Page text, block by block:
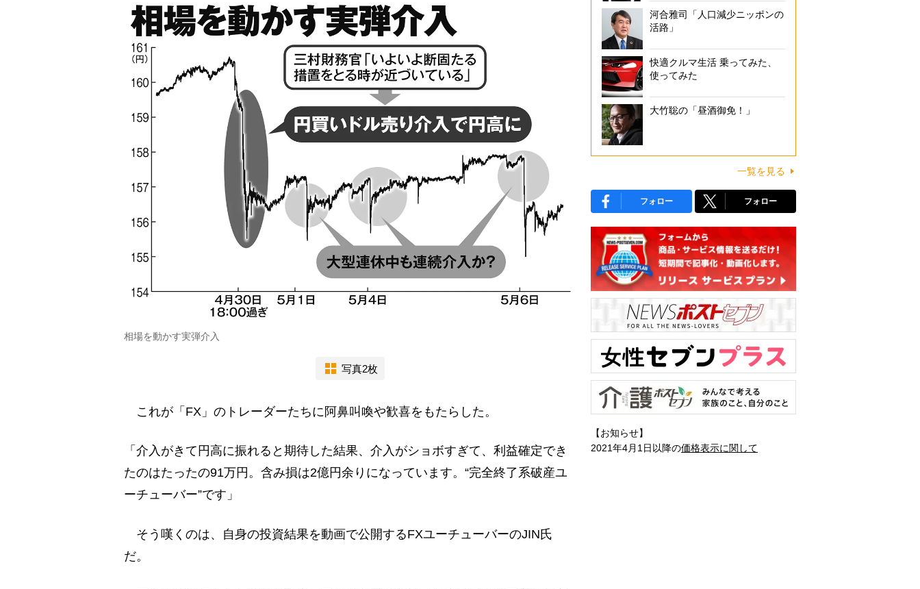
相場を動かす実弾介入
写真2枚
これが「FX」のトレーダーたちに阿鼻叫喚や歓喜をもたらした。
「介入がきて円高に振れると期待した結果、介入がショボすぎて、利益確定でき
たのはたったの91万円。含み損は2億円余りになっています。“完全終了系破産ユ
ーチューバー”です」
そう嘆くのは、自身の投資結果を動画で公開するFXユーチューバーのJIN氏
だ。
河合雅司「人口減少ニッポンの
活路」
快適クルマ生活 乗ってみた、
使ってみた
大竹聡の「昼酒御免！」
一覧を見る
フォロー フォロー
【お知らせ】
2021年4月1日以降の価格表示に関して